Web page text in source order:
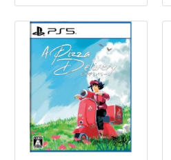
類型：射擊 遊玩人數： 1
人 作品分級：保護級 製
作廠商：任天堂 發行廠
商：任天堂 代理廠商：傑
士登